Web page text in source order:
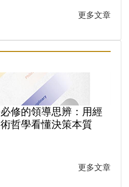
更多文章
修的領導思辨：用經
哲學看懂決策本質
更多文章